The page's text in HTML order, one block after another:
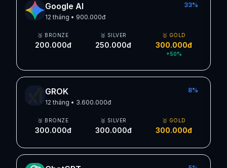
Google AI
12 tháng • 900.000đ
33%
🥉 BRONZE
200.000đ
🥈 SILVER
250.000đ
🥇 GOLD
300.000đ
+50%
GROK
12 tháng • 3.600.000đ
8%
🥉 BRONZE
300.000đ
🥈 SILVER
300.000đ
🥇 GOLD
300.000đ